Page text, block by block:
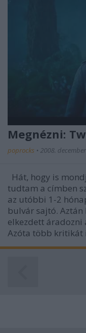
Megnézni:
poprocks • 2008.
Hát, hogy is
tudtam a címben
az utóbbi 1-2
bulvár sajtó.
elkezdett áradozni
Azóta több kritikát